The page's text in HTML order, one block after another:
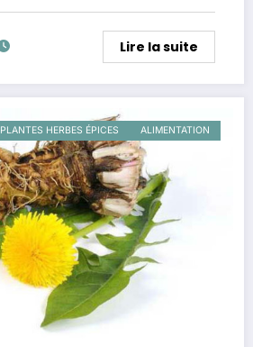
Lire la suite
ALIMENTATION
PLANTES HERBES ÉPICES